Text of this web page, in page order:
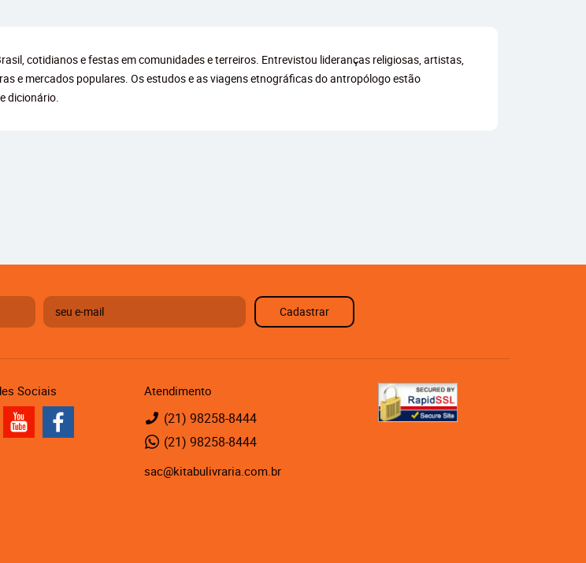
cotidianos e festas em comunidades e terreiros. Entrevistou lideranças religiosas, artistas,
e mercados populares. Os estudos e as viagens etnográficas do antropólogo estão
dicionário.
Cadastrar
Sociais Atendimento
(21) 98258-8444
(21) 98258-8444
sac@kitabulivraria.com.br